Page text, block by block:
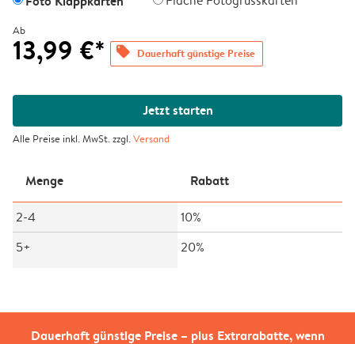
Dauerhaft günstige Preise – plus Extrarabatte, wenn
Ab
13,99 €* offers Dauerhaft günstige Preise
Jetzt starten
Alle Preise inkl. MwSt. zzgl.Versand
Menge Rabatt
2-4
10%
5+
20%